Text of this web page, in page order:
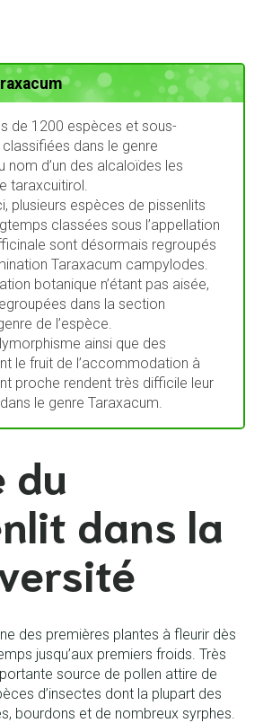
de 1200 espèces et sous-
dans le genre
nom d’un des alcaloïdes les
taraxcuitirol.
plusieurs espèces de pissenlits
classées sous l’appellation
sont désormais regroupés
Taraxacum campylodes.
botanique n’étant pas aisée,
dans la section
de l’espèce.
ainsi que des
le fruit de l’accommodation à
proche rendent très difficile leur
le genre Taraxacum.
du
dans la
des premières plantes à fleurir dès
jusqu’aux premiers froids. Très
source de pollen attire de
d’insectes dont la plupart des
bourdons et de nombreux syrphes.